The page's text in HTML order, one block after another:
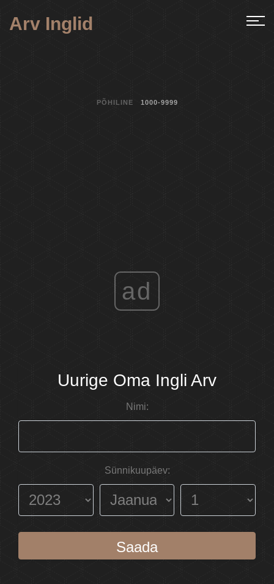
Arv Inglid
PÕHILINE 1000-9999
ad
Uurige Oma Ingli Arv
Nimi:
Sünnikuupäev:
Saada